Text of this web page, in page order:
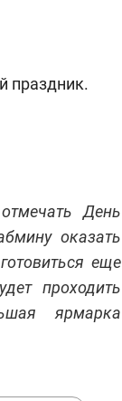
праздник.
День
оказать
еще
проходить
ярмарка